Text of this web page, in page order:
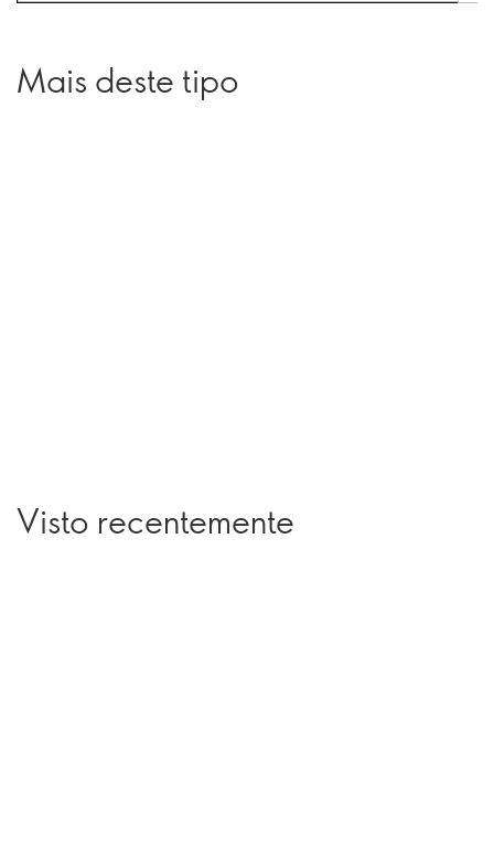
Mais deste tipo
Visto recentemente